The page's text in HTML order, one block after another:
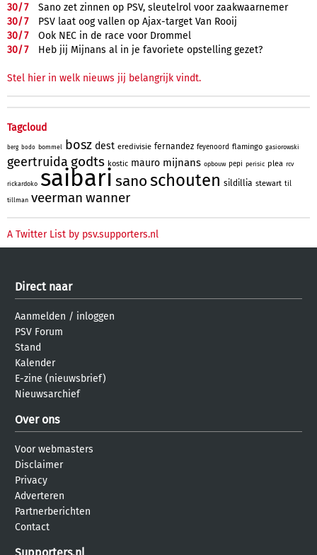
30/7
Sano zet zinnen op PSV, sleutelrol voor zaakwaarnemer
30/7
PSV laat oog vallen op Ajax-target Van Rooij
30/7
Ook NEC in de race voor Drommel
30/7 Heb jij Mijnans al in je favoriete opstelling gezet?
Stel hier in welk nieuws jij belangrijk vindt.
Tagcloud
berg bodo bommel bosz dest eredivisie fernandez feyenoord flamingo gasiorowski
geertruida godts kostic mauro mijnans opbouw pepi perisic plea rcv
rickardoko saibari sanoschouten sildillia stewart til
tillman veerman wanner
A Twitter List by psv.supporters.nl
Direct naar
Aanmelden / inloggen
PSV Forum
Stand
Kalender
E-zine (nieuwsbrief)
Nieuwsarchief
Over ons
Voor webmasters
Disclaimer
Privacy
Adverteren
Partnerberichten
Contact